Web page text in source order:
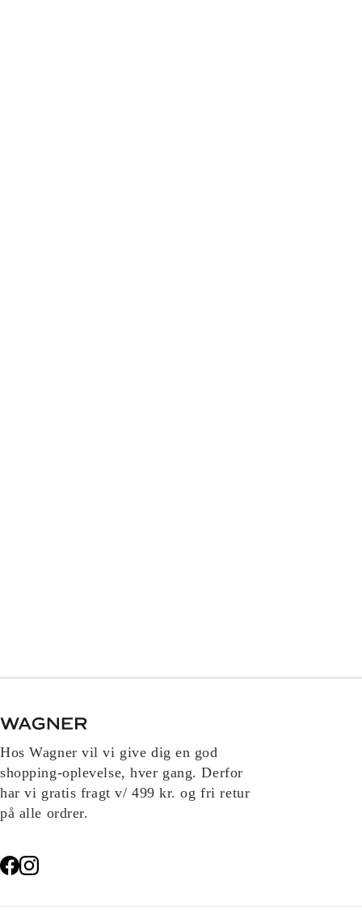
Hos Wagner vil vi give dig en god
shopping-oplevelse, hver gang. Derfor
har vi gratis fragt v/ 499 kr. og fri retur
på alle ordrer.